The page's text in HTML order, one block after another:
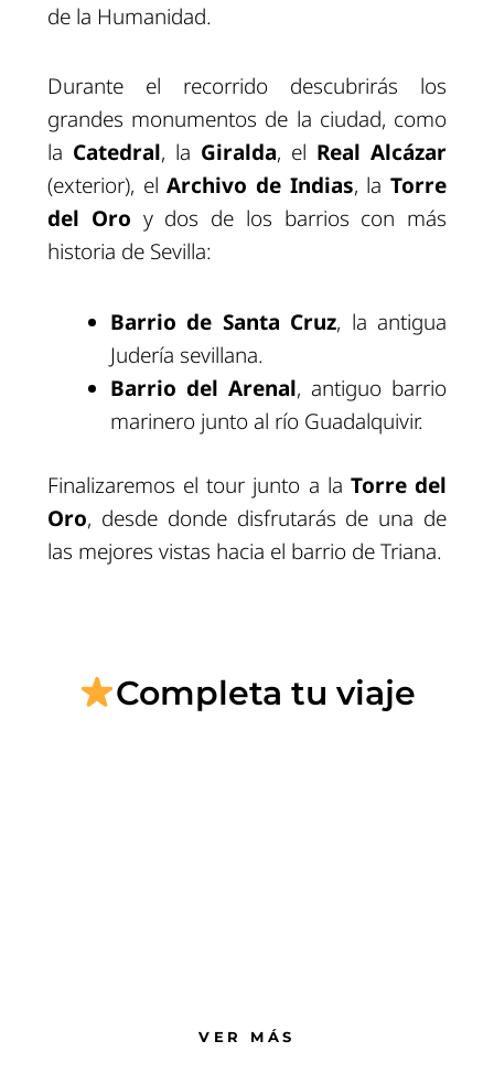
de la Humanidad.
Durante el recorrido descubrirás los
grandes monumentos de la ciudad, como
la Catedral, la Giralda, el Real Alcázar
(exterior), elArchivo de Indias, laTorre
del Oro y dos de los barrios con más
historia de Sevilla:
Barrio de Santa Cruz, la antigua
Judería sevillana.
Barrio del Arenal, antiguo barrio
marinero junto al río Guadalquivir.
Finalizaremos el tour junto a la Torre del
Oro, desde donde disfrutarás de una de
las mejores vistas hacia el barrio de Triana.
Completa tu viaje
VER MÁS